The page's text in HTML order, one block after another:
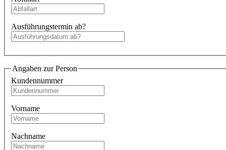
Ausführungstermin ab?
Angaben zur Person
Kundennummer
Vorname
Nachname